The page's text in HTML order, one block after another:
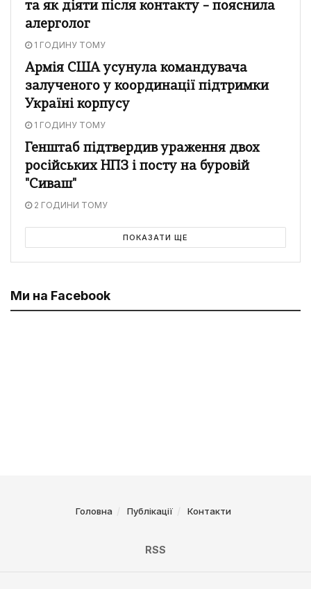
та як діяти після контакту – пояснила
алерголог
1 ГОДИНУ ТОМУ
Армія США усунула командувача
залученого у координації підтримки
Україні корпусу
1 ГОДИНУ ТОМУ
Генштаб підтвердив ураження двох
російських НПЗ і посту на буровій
"Сиваш"
2 ГОДИНИ ТОМУ
ПОКАЗАТИ ЩЕ
Ми на Facebook
Головна Публікації Контакти
RSS